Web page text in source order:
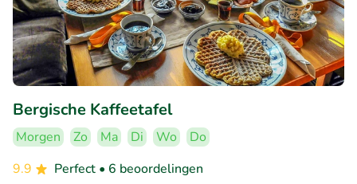
Bergische Kaffeetafel
Morgen Zo Ma Di Wo
Do
9.9
Perfect • 6 beoordelingen